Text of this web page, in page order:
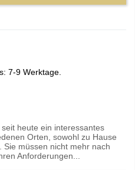
7-9 Werktage.
heute ein interessantes
Orten, sowohl zu Hause
müssen nicht mehr nach
Anforderungen...